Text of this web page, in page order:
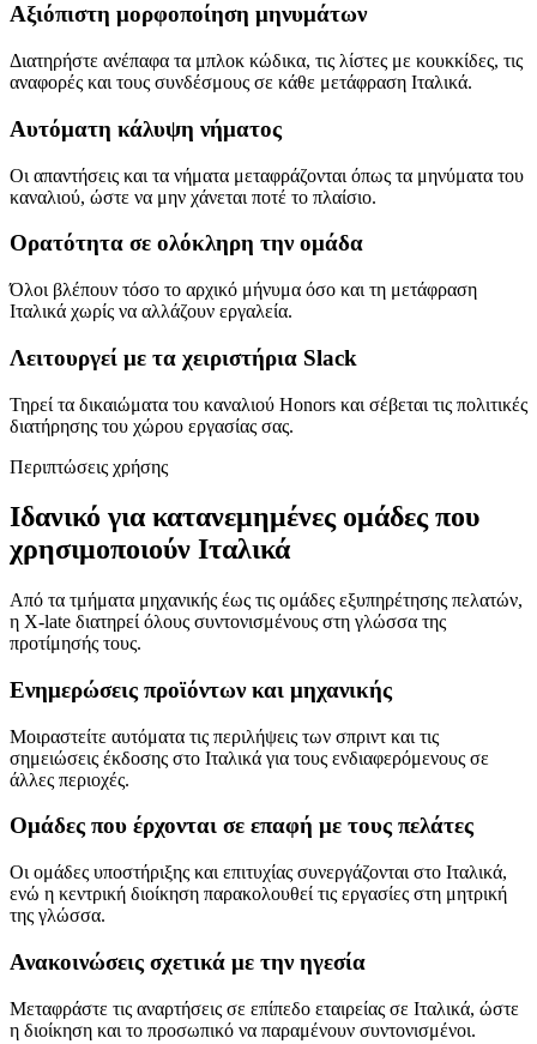
Αξιόπιστη μορφοποίηση μηνυμάτων
Διατηρήστε ανέπαφα τα μπλοκ κώδικα, τις λίστες με κουκκίδες, τις
αναφορές και τους συνδέσμους σε κάθε μετάφραση Ιταλικά.
Αυτόματη κάλυψη νήματος
Οι απαντήσεις και τα νήματα μεταφράζονται όπως τα μηνύματα του
καναλιού, ώστε να μην χάνεται ποτέ το πλαίσιο.
Ορατότητα σε ολόκληρη την ομάδα
Όλοι βλέπουν τόσο το αρχικό μήνυμα όσο και τη μετάφραση
Ιταλικά χωρίς να αλλάζουν εργαλεία.
Λειτουργεί με τα χειριστήρια Slack
Τηρεί τα δικαιώματα του καναλιού Honors και σέβεται τις πολιτικές
διατήρησης του χώρου εργασίας σας.
Περιπτώσεις χρήσης
Ιδανικό για κατανεμημένες ομάδες που
χρησιμοποιούν Ιταλικά
Από τα τμήματα μηχανικής έως τις ομάδες εξυπηρέτησης πελατών,
η X-late διατηρεί όλους συντονισμένους στη γλώσσα της
προτίμησής τους.
Ενημερώσεις προϊόντων και μηχανικής
Μοιραστείτε αυτόματα τις περιλήψεις των σπριντ και τις
σημειώσεις έκδοσης στο Ιταλικά για τους ενδιαφερόμενους σε
άλλες περιοχές.
Ομάδες που έρχονται σε επαφή με τους πελάτες
Οι ομάδες υποστήριξης και επιτυχίας συνεργάζονται στο Ιταλικά,
ενώ η κεντρική διοίκηση παρακολουθεί τις εργασίες στη μητρική
της γλώσσα.
Ανακοινώσεις σχετικά με την ηγεσία
Μεταφράστε τις αναρτήσεις σε επίπεδο εταιρείας σε Ιταλικά, ώστε
η διοίκηση και το προσωπικό να παραμένουν συντονισμένοι.